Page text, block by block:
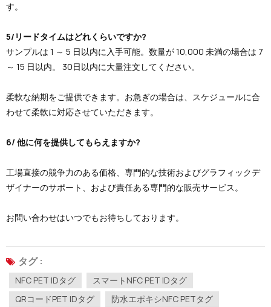
す。
5/リードタイムはどれくらいですか?
サンプルは 1 ～ 5 日以内に入手可能。数量が 10,000 未満の場合は 7
～ 15 日以内。 30日以内に大量注文してください。
柔軟な納期をご提供できます。お急ぎの場合は、スケジュールに合
わせて柔軟に対応させていただきます。
6/ 他に何を提供してもらえますか?
工場直接の競争力のある価格、専門的な技術およびグラフィックデ
ザイナーのサポート、および責任ある専門的な販売サービス。
お問い合わせはいつでもお待ちしております。
タグ :
NFC PET IDタグ
スマートNFC PET IDタグ
QRコードPET IDタグ
防水エポキシNFC PETタグ